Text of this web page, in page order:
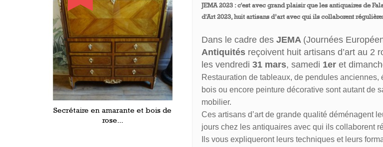
Secrétaire en amarante et bois de
rose...
JEMA 2023 : c'est avec grand plaisir que les antiquaires de
d'Art 2023, huit artisans d’art avec qui ils collaborent
Dans le cadre desJEMA (Journées
Antiquités reçoivent huit artisans d’art au 2
les vendredi 31 mars, samedi 1er et
Restauration de tableaux, de pendules anciennes,
bois ou encore peinture décorative sont autant de
mobilier.
Ces artisans d’art de grande qualité déménagent
jours chez les antiquaires avec qui ils collaborent
Ils vous expliqueront leurs techniques et leurs